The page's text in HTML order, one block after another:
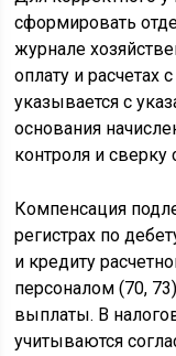
сформировать
журнале
оплату и расчетах
указывается с
основания
контроля и
Компенсация
регистрах по
и кредиту
персоналом (70,
выплаты. В
учитываются